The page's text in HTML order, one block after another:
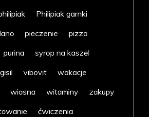
Philipiak garnki
pieczenie
pizza
purina
syrop na kaszel
vibovit
wakacje
wiosna witaminy
zakupy
ćwiczenia